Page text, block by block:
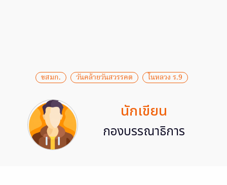
ขสมก. วันคล้ายวันสวรรคต ในหลวง ร.9
นักเขียน
กองบรรณาธิการ